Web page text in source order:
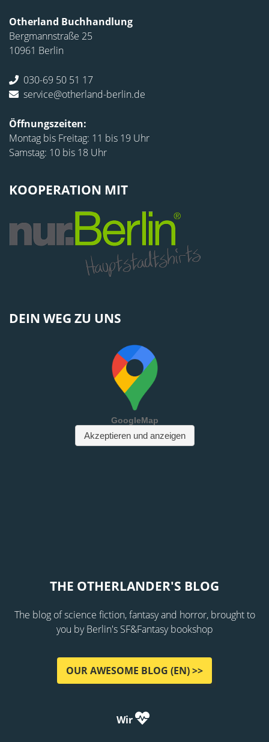
Otherland Buchhandlung
Bergmannstraße 25
10961 Berlin
030-69 50 51 17
service@otherland-berlin.de
Öffnungszeiten:
Montag bis Freitag: 11 bis 19 Uhr
Samstag: 10 bis 18 Uhr
KOOPERATION MIT
DEIN WEG ZU UNS
THE OTHERLANDER'S BLOG
The blog of science fiction, fantasy and horror, brought to
you by Berlin's SF&Fantasy bookshop
OUR AWESOME BLOG (EN) >>
Wir